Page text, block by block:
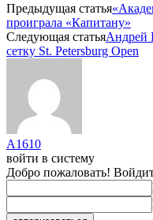
Предыдущая статья
проиграла «Капитану»
Следующая статьяАндрей
сетку St. Petersburg Open
A1610
войти в систему
Добро пожаловать!